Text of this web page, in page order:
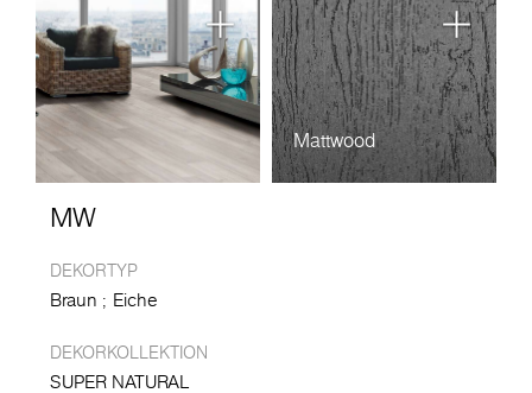
Mattwood
MW
DEKORTYP
Braun Eiche
DEKORKOLLEKTION
SUPER NATURAL